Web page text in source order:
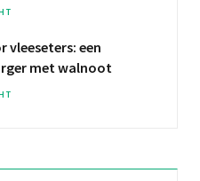
vleeseters: een
met walnoot